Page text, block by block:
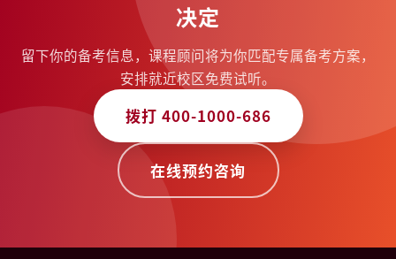
决定
留下你的备考信息，课程顾问将为你匹配专属备考方案，
安排就近校区免费试听。
拨打 400-1000-686
在线预约咨询